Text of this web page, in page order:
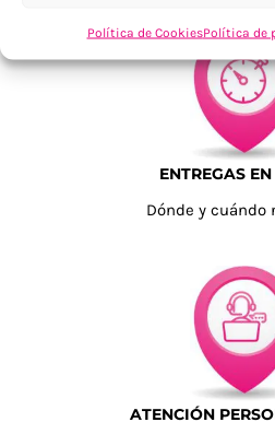
Política de CookiesPolítica de
ENTREGAS
Dónde y cuándo
ATENCIÓN